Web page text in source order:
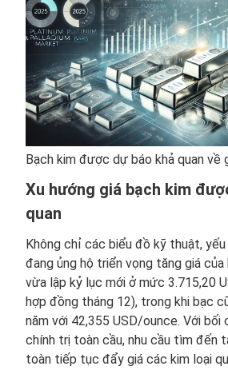
Bạch kim được dự báo khả quan về
Xu hướng giá bạch kim
quan
Không chỉ các biểu đồ kỹ thuật,
đang ủng hộ triển vọng tăng giá của
vừa lập kỷ lục mới ở mức 3.715,20
hợp đồng tháng 12), trong khi bạc
năm với 42,355 USD/ounce. Với bối
chính trị toàn cầu, nhu cầu tìm đến
toàn tiếp tục đẩy giá các kim loại